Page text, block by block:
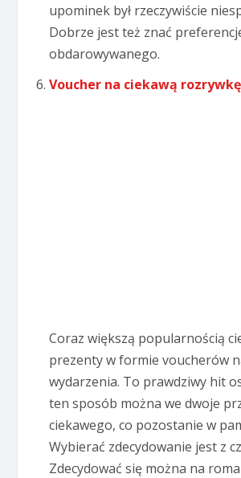
upominek był rzeczywiście
Dobrze jest też znać
obdarowywanego.
Voucher na ciekawą
Coraz większą popularnością
prezenty w formie voucherów
wydarzenia. To prawdziwy hit
ten sposób można we dwoje
ciekawego, co pozostanie w
Wybierać zdecydowanie jest z
Zdecydować się można na